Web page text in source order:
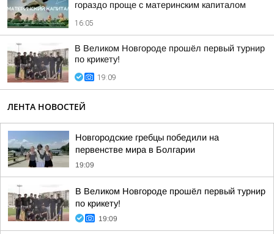
гораздо проще с материнским капиталом
16:05
В Великом Новгороде прошёл первый турнир
по крикету!
19:09
ЛЕНТА НОВОСТЕЙ
Новгородские гребцы победили на
первенстве мира в Болгарии
19:09
В Великом Новгороде прошёл первый турнир
по крикету!
19:09